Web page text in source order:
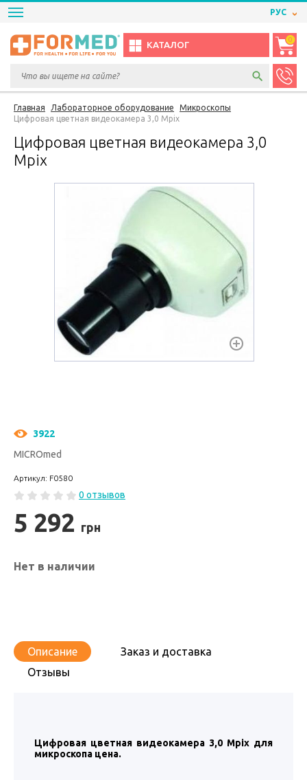
РУС
КАТАЛОГ
0
Главная Лабораторное оборудование
Микроскопы
Цифровая цветная видеокамера 3,0 Mpix
Цифровая цветная видеокамера 3,0
Mpix
3922
MICROmed
Артикул: F0580
0 отзывов
5 292 грн
Нет в наличии
Описание
Заказ и доставка
Отзывы
Цифровая цветная видеокамера 3,0 Mpix для
микроскопа цена.